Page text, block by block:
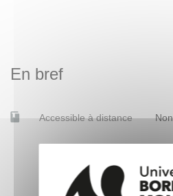
En bref
Accessible à distance Non